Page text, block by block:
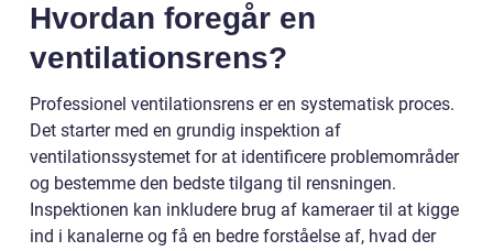
Hvordan foregår en
ventilationsrens?
Professionel ventilationsrens er en systematisk proces.
Det starter med en grundig inspektion af
ventilationssystemet for at identificere problemområder
og bestemme den bedste tilgang til rensningen.
Inspektionen kan inkludere brug af kameraer til at kigge
ind i kanalerne og få en bedre forståelse af, hvad der